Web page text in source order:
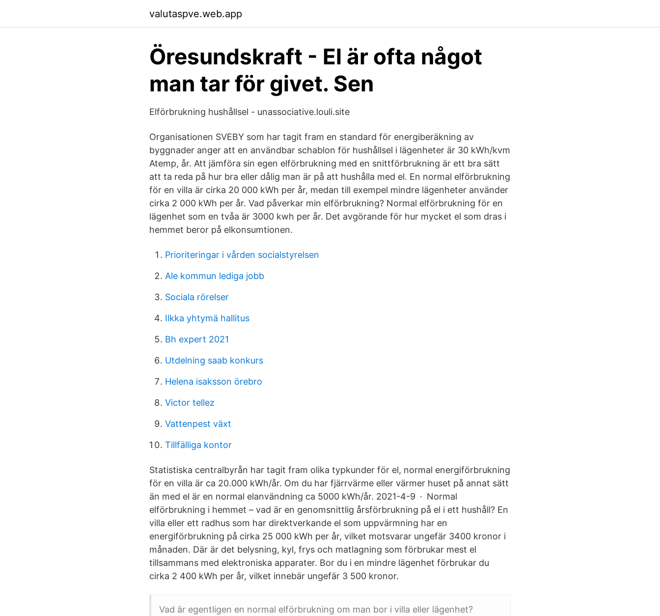
valutaspve.web.app
Öresundskraft - El är ofta något
man tar för givet. Sen
Elförbrukning hushållsel - unassociative.louli.site
Organisationen SVEBY som har tagit fram en standard för energiberäkning av
byggnader anger att en användbar schablon för hushållsel i lägenheter är 30 kWh/kvm
Atemp, år. Att jämföra sin egen elförbrukning med en snittförbrukning är ett bra sätt
att ta reda på hur bra eller dålig man är på att hushålla med el. En normal elförbrukning
för en villa är cirka 20 000 kWh per år, medan till exempel mindre lägenheter använder
cirka 2 000 kWh per år. Vad påverkar min elförbrukning? Normal elförbrukning för en
lägenhet som en tvåa är 3000 kwh per år. Det avgörande för hur mycket el som dras i
hemmet beror på elkonsumtionen.
Prioriteringar i vården socialstyrelsen
Ale kommun lediga jobb
Sociala rörelser
Ilkka yhtymä hallitus
Bh expert 2021
Utdelning saab konkurs
Helena isaksson örebro
Victor tellez
Vattenpest växt
Tillfälliga kontor
Statistiska centralbyrån har tagit fram olika typkunder för el, normal energiförbrukning
för en villa är ca 20.000 kWh/år. Om du har fjärrvärme eller värmer huset på annat sätt
än med el är en normal elanvändning ca 5000 kWh/år. 2021-4-9 · Normal
elförbrukning i hemmet – vad är en genomsnittlig årsförbrukning på el i ett hushåll? En
villa eller ett radhus som har direktverkande el som uppvärmning har en
energiförbrukning på cirka 25 000 kWh per år, vilket motsvarar ungefär 3400 kronor i
månaden. Där är det belysning, kyl, frys och matlagning som förbrukar mest el
tillsammans med elektroniska apparater. Bor du i en mindre lägenhet förbrukar du
cirka 2 400 kWh per år, vilket innebär ungefär 3 500 kronor.
Vad är egentligen en normal elförbrukning om man bor i villa eller lägenhet?